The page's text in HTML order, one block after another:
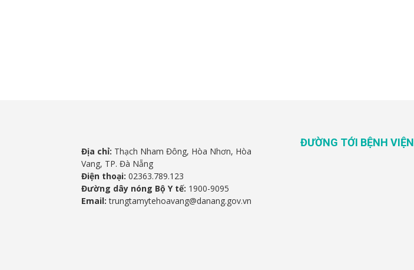
Địa chỉ: Thạch Nham Đông, Hòa Nhơn, Hòa
Vang, TP. Đà Nẵng
Điện thoại: 02363.789.123
Đường dây nóng Bộ Y tế: 1900-9095
Email: trungtamytehoavang@danang.gov.vn
ĐƯỜNG TỚI BỆNH VIỆN